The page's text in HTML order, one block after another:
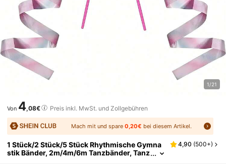
1/21
Von 4,08€ Preis inkl. MwSt. und Zollgebühren
Mach mit und spare0,20€ bei diesem Artikel.
1 Stück/2 Stück/5 Stück Rhythmische Gymna
stik Bänder, 2m/4m/6m Tanzbänder, Tanz
4,90 (500+)